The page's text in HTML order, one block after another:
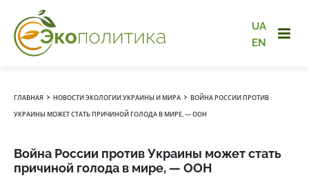
UA
EN
ГЛАВНАЯ › НОВОСТИ ЭКОЛОГИИ УКРАИНЫ И МИРА › ВОЙНА РОССИИ ПРОТИВ
УКРАИНЫ МОЖЕТ СТАТЬ ПРИЧИНОЙ ГОЛОДА В МИРЕ, — ООН
Война России против Украины может стать
причиной голода в мире, — ООН